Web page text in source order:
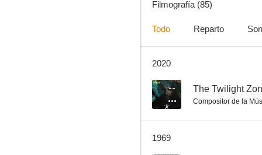
Viaje al fondo del mar
6.4
Filmografía (85)
Todo Reparto
2020
-- The Twilight
Compositor de la
1969